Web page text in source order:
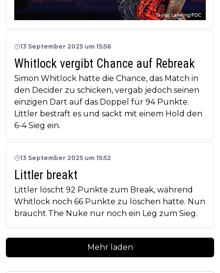
13 September 2025 um 15:56
Whitlock vergibt Chance auf Rebreak
Simon Whitlock hatte die Chance, das Match in
den Decider zu schicken, vergab jedoch seinen
einzigen Dart auf das Doppel für 94 Punkte.
Littler bestraft es und sackt mit einem Hold den
6-4 Sieg ein.
13 September 2025 um 15:52
Littler breakt
Littler löscht 92 Punkte zum Break, während
Whitlock noch 66 Punkte zu löschen hatte. Nun
braucht The Nuke nur noch ein Leg zum Sieg.
Mehr laden